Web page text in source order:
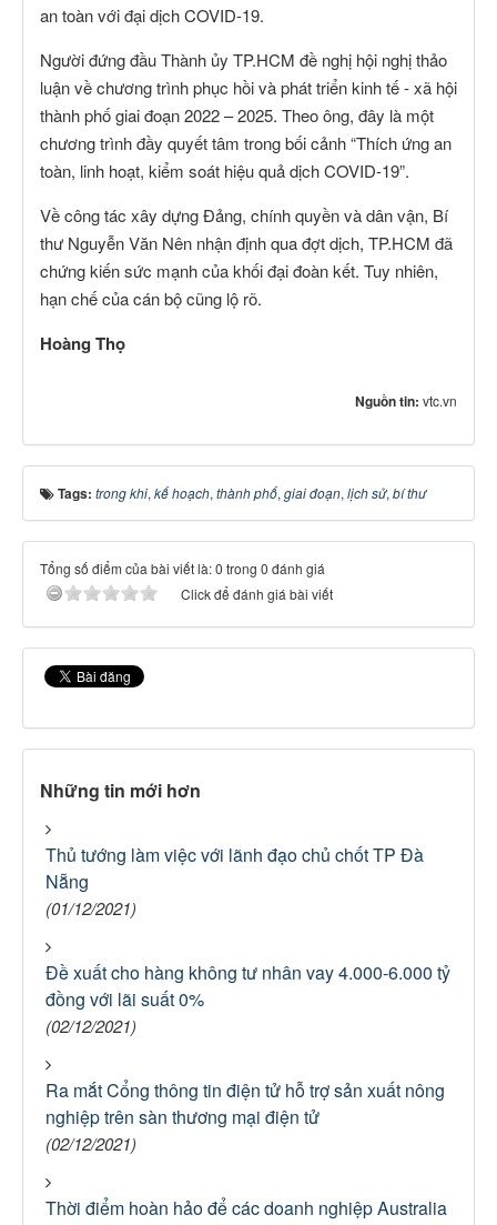
an toàn với đại dịch COVID-19.
Người đứng đầu Thành ủy TP.HCM đề nghị hội nghị thảo
luận về chương trình phục hồi và phát triển kinh tế - xã hội
thành phố giai đoạn 2022 – 2025. Theo ông, đây là một
chương trình đầy quyết tâm trong bối cảnh “Thích ứng an
toàn, linh hoạt, kiểm soát hiệu quả dịch COVID-19”.
Về công tác xây dựng Đảng, chính quyền và dân vận, Bí
thư Nguyễn Văn Nên nhận định qua đợt dịch, TP.HCM đã
chứng kiến sức mạnh của khối đại đoàn kết. Tuy nhiên,
hạn chế của cán bộ cũng lộ rõ.
Hoàng Thọ
Nguồn tin: vtc.vn
Tags: trong khi, kế hoạch, thành phố, giai đoạn, lịch sử, bí thư
Tổng số điểm của bài viết là: 0 trong 0 đánh giá
Click để đánh giá bài viết
Những tin mới hơn
Thủ tướng làm việc với lãnh đạo chủ chốt TP Đà
Nẵng
(01/12/2021)
Đề xuất cho hàng không tư nhân vay 4.000-6.000 tỷ
đồng với lãi suất 0%
(02/12/2021)
Ra mắt Cổng thông tin điện tử hỗ trợ sản xuất nông
nghiệp trên sàn thương mại điện tử
(02/12/2021)
Thời điểm hoàn hảo để các doanh nghiệp Australia